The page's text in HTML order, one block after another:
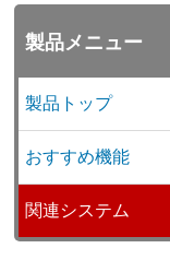
製品メニュー
製品トップ
おすすめ機能
関連システム